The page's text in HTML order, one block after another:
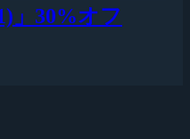
」30%オフ